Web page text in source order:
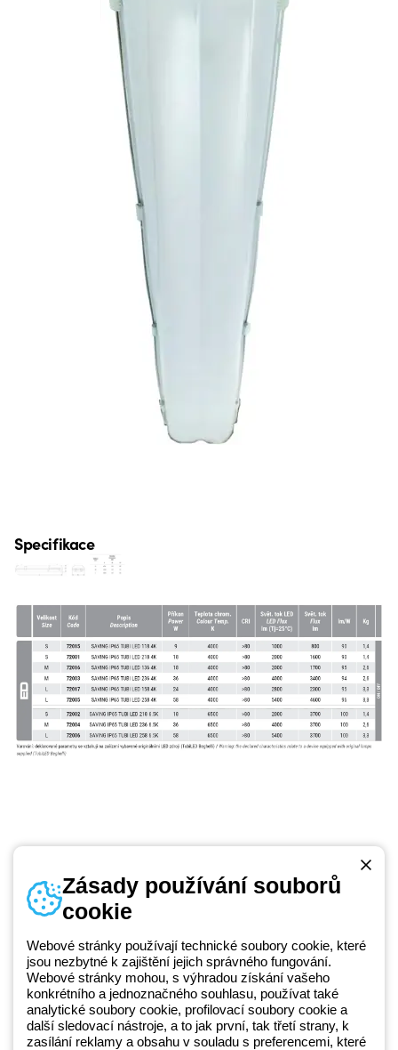
Specifikace
Beghelli je součástí GEWISS Group od roku 2025 a jeho ekosystému
GEWISS LightZone, kde vyvíjíme propojená světelná řešení, která
transformují komplexitu do jednoduchosti a podporují profesionály a
Telefonní číslo
+420 531 014 111
Zásady používání souborů
cookie
Webové stránky používají technické soubory cookie, které
jsou nezbytné k zajištění jejich správného fungování.
Webové stránky mohou, s výhradou získání vašeho
konkrétního a jednoznačného souhlasu, používat také
analytické soubory cookie, profilovací soubory cookie a
další sledovací nástroje, a to jak první, tak třetí strany, k
zasílání reklamy a obsahu v souladu s preferencemi, které